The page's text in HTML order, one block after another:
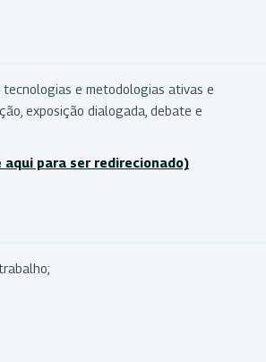
tecnologias e metodologias ativas e
exposição dialogada, debate e
aqui para ser redirecionado)